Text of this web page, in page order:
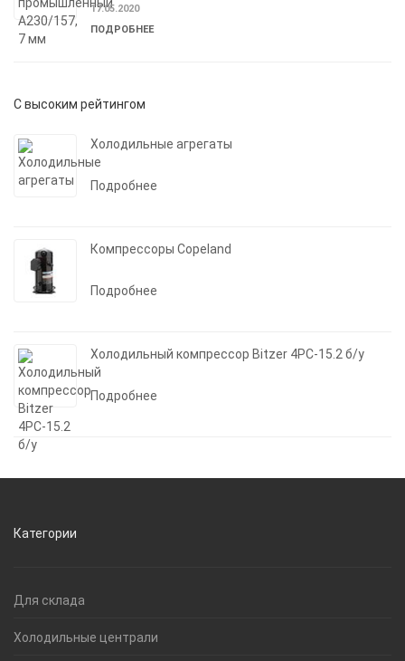
17.05.2020
ПОДРОБНЕЕ
С высоким рейтингом
Холодильные агрегаты
Подробнее
Компрессоры Copeland
Подробнее
Холодильный компрессор Bitzer 4PC-15.2 б/у
Подробнее
Категории
Для склада
Холодильные централи